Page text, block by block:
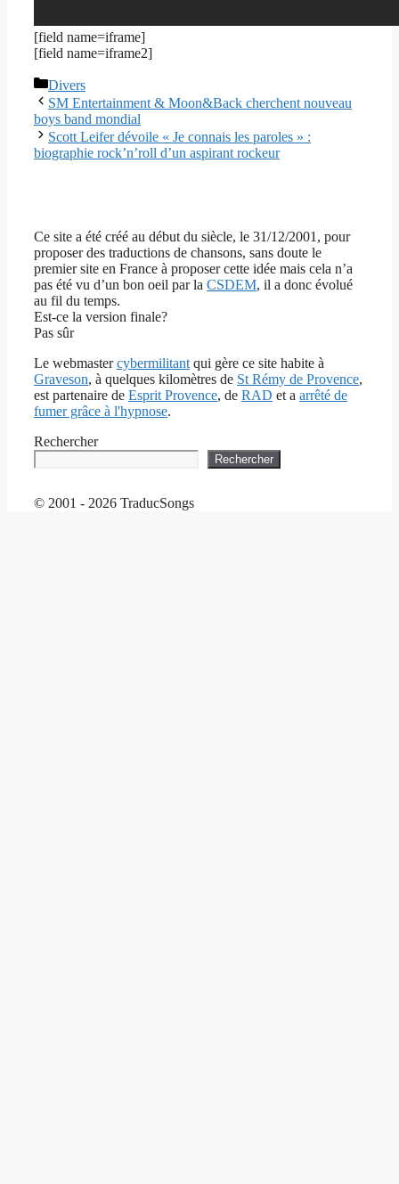
[field name=iframe]
[field name=iframe2]
Catégories
Divers
SM Entertainment & Moon&Back cherchent nouveau
boys band mondial
Scott Leifer dévoile « Je connais les paroles » :
biographie rock’n’roll d’un aspirant rockeur
Ce site a été créé au début du siècle, le 31/12/2001, pour
proposer des traductions de chansons, sans doute le
premier site en France à proposer cette idée mais cela n’a
pas été vu d’un bon oeil par la CSDEM, il a donc évolué
au fil du temps.
Est-ce la version finale?
Pas sûr
Le webmastercybermilitantqui gère ce site habite à
Graveson, à quelques kilomètres de St Rémy de Provence,
est partenaire de Esprit Provence, de RAD et a arrêté de
fumer grâce à l'hypnose.
Rechercher
Rechercher
© 2001 - 2026 TraducSongs